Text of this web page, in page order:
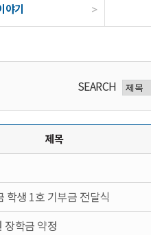
야기 >
SEARCH
제목
학생 1호 기부금 전달식
장학금 약정